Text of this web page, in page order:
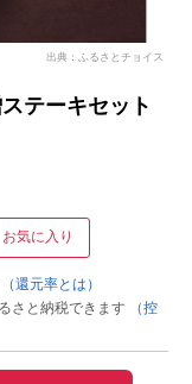
出典：ふるさとチョイス
テーキセット
お気に入り
（還元率とは）
さと納税できます
（控